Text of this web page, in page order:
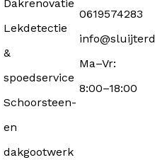
Dakrenovatie
Lekdetectie
&
spoedservice
Schoorsteen-
en
dakgootwerk
0619574283
Ma–Vr:
8:00–18:00